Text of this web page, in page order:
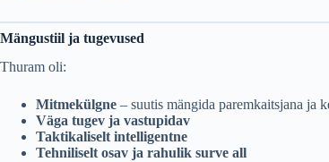
Mängustiil ja tugevused
Thuram oli:
Mitmekülgne – suutis mängida paremkaitsjana ja
Väga tugev ja vastupidav
Taktikaliselt intelligentne
Tehniliselt osav ja rahulik surve all